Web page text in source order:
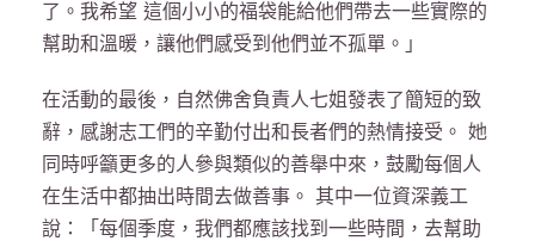
了。我希望 這個小小的福袋能給他們帶去一些實際的
幫助和溫暖，讓他們感受到他們並不孤單。」
在活動的最後，自然佛舍負責人七姐發表了簡短的致
辭，感謝志工們的辛勤付出和長者們的熱情接受。 她
同時呼籲更多的人參與類似的善舉中來，鼓勵每個人
在生活中都抽出時間去做善事。 其中一位資深義工
說：「每個季度，我們都應該找到一些時間，去幫助